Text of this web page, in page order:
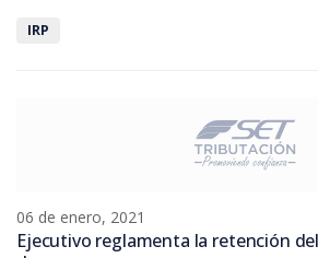
del Sistema Marangatu, conforme al
IRP
06 de enero, 2021
Ejecutivo reglamenta la retención